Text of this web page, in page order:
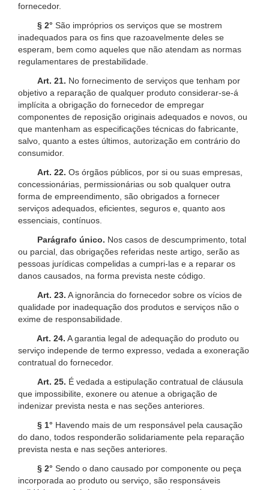
fornecedor.
§ 2° São impróprios os serviços que se mostrem
inadequados para os fins que razoavelmente deles se
esperam, bem como aqueles que não atendam as normas
regulamentares de prestabilidade.
Art. 21. No fornecimento de serviços que tenham por
objetivo a reparação de qualquer produto considerar-se-á
implícita a obrigação do fornecedor de empregar
componentes de reposição originais adequados e novos, ou
que mantenham as especificações técnicas do fabricante,
salvo, quanto a estes últimos, autorização em contrário do
consumidor.
Art. 22. Os órgãos públicos, por si ou suas empresas,
concessionárias, permissionárias ou sob qualquer outra
forma de empreendimento, são obrigados a fornecer
serviços adequados, eficientes, seguros e, quanto aos
essenciais, contínuos.
Parágrafo único. Nos casos de descumprimento, total
ou parcial, das obrigações referidas neste artigo, serão as
pessoas jurídicas compelidas a cumpri-las e a reparar os
danos causados, na forma prevista neste código.
Art. 23. A ignorância do fornecedor sobre os vícios de
qualidade por inadequação dos produtos e serviços não o
exime de responsabilidade.
Art. 24. A garantia legal de adequação do produto ou
serviço independe de termo expresso, vedada a exoneração
contratual do fornecedor.
Art. 25. É vedada a estipulação contratual de cláusula
que impossibilite, exonere ou atenue a obrigação de
indenizar prevista nesta e nas seções anteriores.
§ 1° Havendo mais de um responsável pela causação
do dano, todos responderão solidariamente pela reparação
prevista nesta e nas seções anteriores.
§ 2° Sendo o dano causado por componente ou peça
incorporada ao produto ou serviço, são responsáveis